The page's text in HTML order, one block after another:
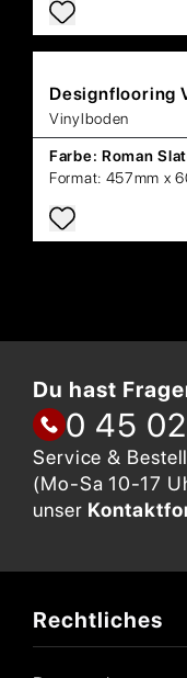
Designflooring
Vinylboden
Farbe: Roman
Format: 457mm x
Du hast
0 45
Service &
(Mo-Sa 10-17
unser
Rechtliches